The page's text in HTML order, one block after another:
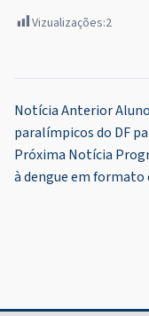
Vizualizações:2
Navegação
de
Post
Notícia Anterior
paralímpicos do DF
Próxima Notícia
à dengue em formato